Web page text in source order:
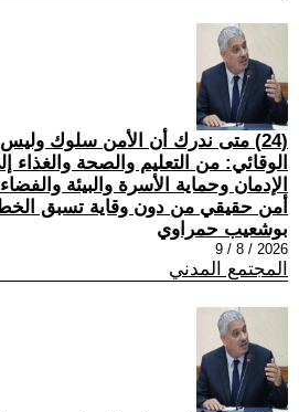
(24) متى ندرك أن الأمن سلوك وليس
الوقائي: من التعليم والصحة والغذاء
الإدمان وحماية الأسرة والبيئة
أمن حقيقي من دون وقاية تسبق
بوشعيب حمراوي
2026 / 8 / 9
المجتمع المدني